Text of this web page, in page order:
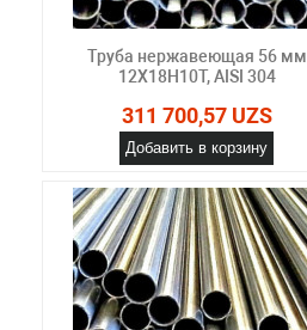
Труба нержавеющая 56 мм
12Х18Н10Т, AISI 304
311 700,57 UZS
Добавить в корзину